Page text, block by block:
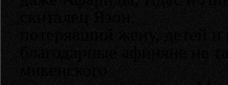
скиталец Язон,
потерявший жену, детей и
благодарные афиняне не
микенского